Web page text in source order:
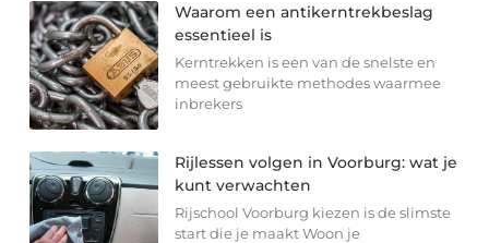
Waarom een antikerntrekbeslag
essentieel is
Kerntrekken is een van de snelste en
meest gebruikte methodes waarmee
inbrekers
Rijlessen volgen in Voorburg: wat je
kunt verwachten
Rijschool Voorburg kiezen is de slimste
start die je maakt Woon je